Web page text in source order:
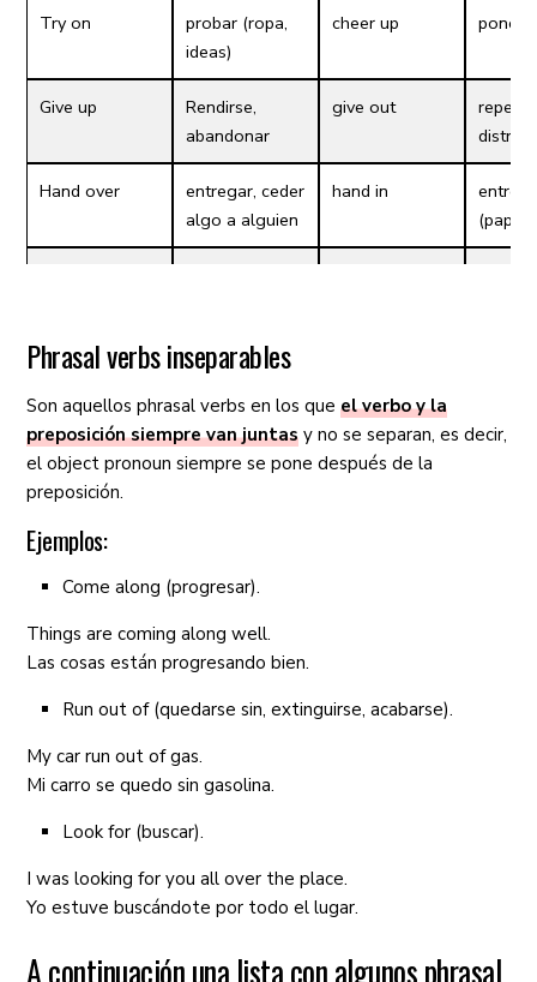
Try on
probar (ropa,
ideas)
cheer up
Give up
Rendirse,
abandonar
give out
repetir,
Hand over
entregar, ceder
algo a alguien
hand in
Turn out to be resultar ser
Turn on
poner algo en
turn off
continuar
haciendo algo
show up
resaltar,
Take away quitar, mover
Phrasal verbs inseparables
Son aquellos phrasal verbs en los queel verbo y la
preposición siempre van juntas y no se separan, es decir,
el object pronoun siempre se pone después de la
preposición.
Ejemplos:
Come along (progresar).
Things are coming along well.
Las cosas están progresando bien.
Run out of (quedarse sin, extinguirse, acabarse).
My car run out of gas.
Mi carro se quedo sin gasolina.
Look for (buscar).
I was looking for you all over the place.
Yo estuve buscándote por todo el lugar.
A continuación una lista con algunos phrasal